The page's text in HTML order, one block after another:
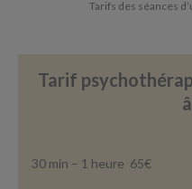
Tarifs des séances
Tarif
30 min – 1 heure 65€